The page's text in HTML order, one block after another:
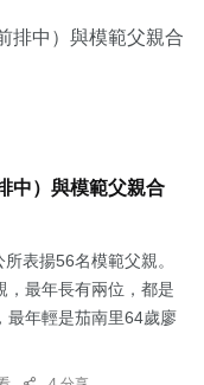
中）與模範父親合
表揚56名模範父親。
，最年長有兩位，都是
最年輕是茄南里64歲廖